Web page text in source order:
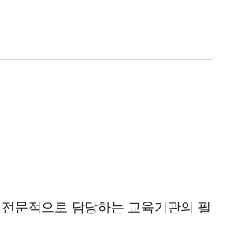
문적으로 담당하는 교육기관의 필